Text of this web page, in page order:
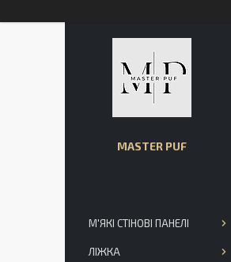
MASTER PUF
М'ЯКІ СТІНОВІ ПАНЕЛІ
ЛІЖКА